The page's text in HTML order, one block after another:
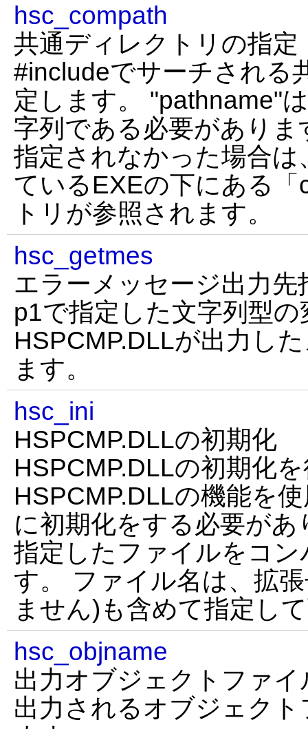
hsc_compath
共通ディレクトリの指定
#includeでサーチされる
定します。 "pathname"
字列である必要があり
指定されなかった場合
ているEXEの下にある
トリが参照されます。
hsc_getmes
エラーメッセージ出力先
p1で指定した文字列型
HSPCMP.DLLが出力し
ます。
hsc_ini
HSPCMP.DLLの初期化
HSPCMP.DLLの初期化
HSPCMP.DLLの機能を
に初期化をする必要が
指定したファイルをコ
す。 ファイル名は、拡
ません)も含めて指定し
hsc_objname
出力オブジェクトファイ
出力されるオブジェク